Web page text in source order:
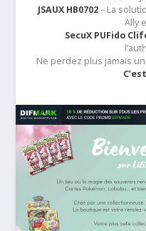
JSAUX HB0702– La
Ally
SecuX PUFido
Ne perdez plus jamais